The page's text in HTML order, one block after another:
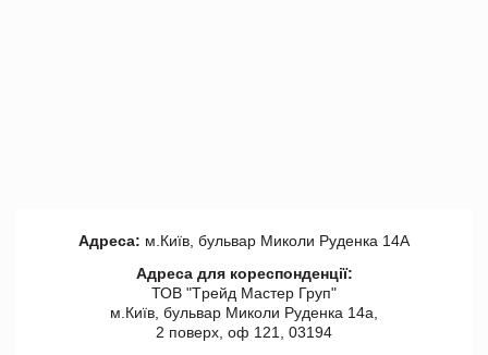
Адреса: м.Київ, бульвар Миколи Руденка 14А
Адреса для кореспонденції:
ТОВ "Tрейд Мастер Груп"
м.Київ, бульвар Миколи Руденка 14а,
2 поверх, оф 121, 03194